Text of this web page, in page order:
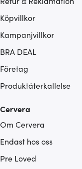
Köpvillkor
Kampanjvillkor
BRA DEAL
Företag
Produktåterkallelse
Cervera
Om Cervera
Endast hos oss
Pre Loved